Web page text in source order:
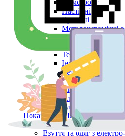
Армстронг
Настінні
Вуличні
Металокерамічні
Стельові,
Керамічні панелі
Тепловентилятори
Інфрачервоний
см 750 Вт
Аксесуари
Електричні
Електроконвектори
Показати усі Інфрачервоні
Обігрів та сушіння
Взуття та одяг з